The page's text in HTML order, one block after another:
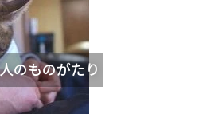
のものがたり